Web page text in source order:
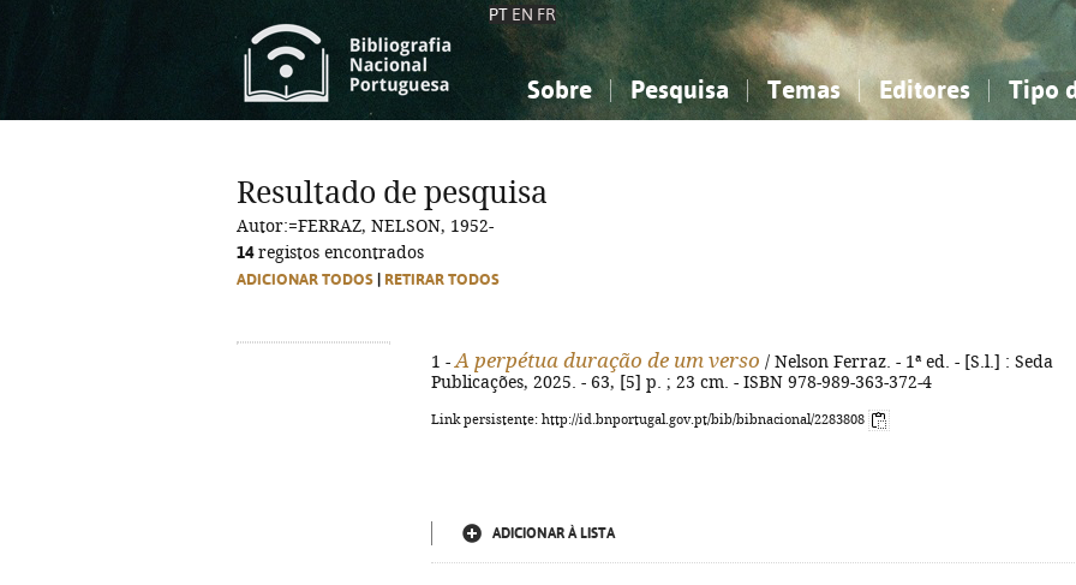
PT EN FR
Sobre Pesquisa Temas
Ciências sociais...
Editores Tipo
Ciências sociais...
Resultado de pesquisa
Autor:=FERRAZ, NELSON, 1952-
14registos encontrados
ADICIONAR TODOS RETIRAR TODOS
1 - A perpétua duração de um verso / Nelson Ferraz. - 1ª ed. - [S.l.] : Seda
Publicações, 2025. - 63, [5] p. ; 23 cm. - ISBN 978-989-363-372-4
Link persistente: http://id.bnportugal.gov.pt/bib/bibnacional/2283808
ADICIONAR À LISTA